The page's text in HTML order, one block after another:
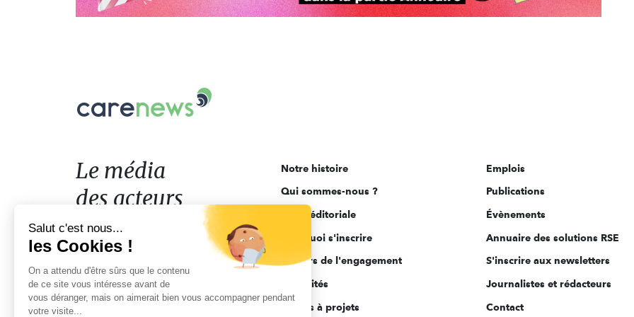
Le
acteurs
de
l'engagement
Le média
des acteurs
de l'engagement
Notre histoire
Qui sommes-nous ?
Ligne éditoriale
Pourquoi s'inscrire
Acteurs de l'engagement
Actualités
Appels à projets
Emplois
Publications
Évènements
Annuaire des solutions RSE
S'inscrire aux newsletters
Journalistes et rédacteurs
Contact
Salut c'est nous...
les Cookies !
On a attendu d'être sûrs que le contenu
de ce site vous intéresse avant de
vous déranger, mais on aimerait bien vous accompagner pendant
votre visite...